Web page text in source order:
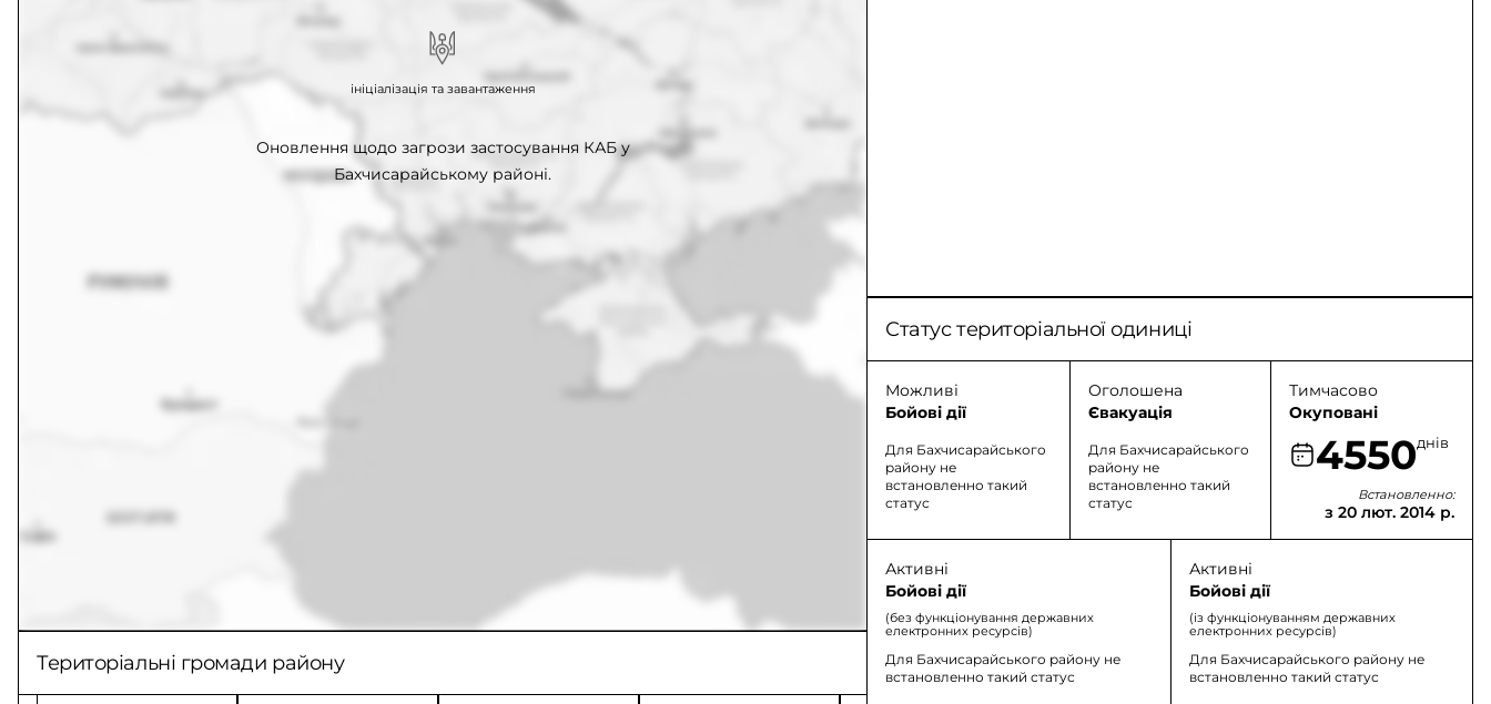
Оновлення щодо загрози застосування КАБ у
Бахчисарайському районі.
ініціалізація та завантаження
Територіальні громади району
Статус територіальної одиниці
Можливі
Бойові дії
Для Бахчисарайського
району не
встановленно такий
статус
Оголошена
Євакуація
Для Бахчисарайського
району не
встановленно такий
статус
Тимчасово
Окуповані
4550днів
Встановленно:
з 20 лют. 2014 р.
Активні
Бойові дії
(без функціонування державних
електронних ресурсів)
Для Бахчисарайського району не
встановленно такий статус
Активні
Бойові дії
(із функціонуванням державних
електронних ресурсів)
Для Бахчисарайського району не
встановленно такий статус